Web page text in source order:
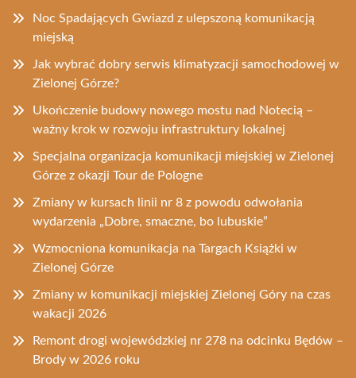
Noc Spadających Gwiazd z ulepszoną komunikacją
miejską
Jak wybrać dobry serwis klimatyzacji samochodowej w
Zielonej Górze?
Ukończenie budowy nowego mostu nad Notecią –
ważny krok w rozwoju infrastruktury lokalnej
Specjalna organizacja komunikacji miejskiej w Zielonej
Górze z okazji Tour de Pologne
Zmiany w kursach linii nr 8 z powodu odwołania
wydarzenia „Dobre, smaczne, bo lubuskie”
Wzmocniona komunikacja na Targach Książki w
Zielonej Górze
Zmiany w komunikacji miejskiej Zielonej Góry na czas
wakacji 2026
Remont drogi wojewódzkiej nr 278 na odcinku Będów –
Brody w 2026 roku